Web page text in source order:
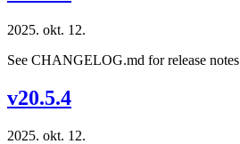
2025. okt. 12.
See CHANGELOG.md for release notes
v20.5.4
2025. okt. 12.